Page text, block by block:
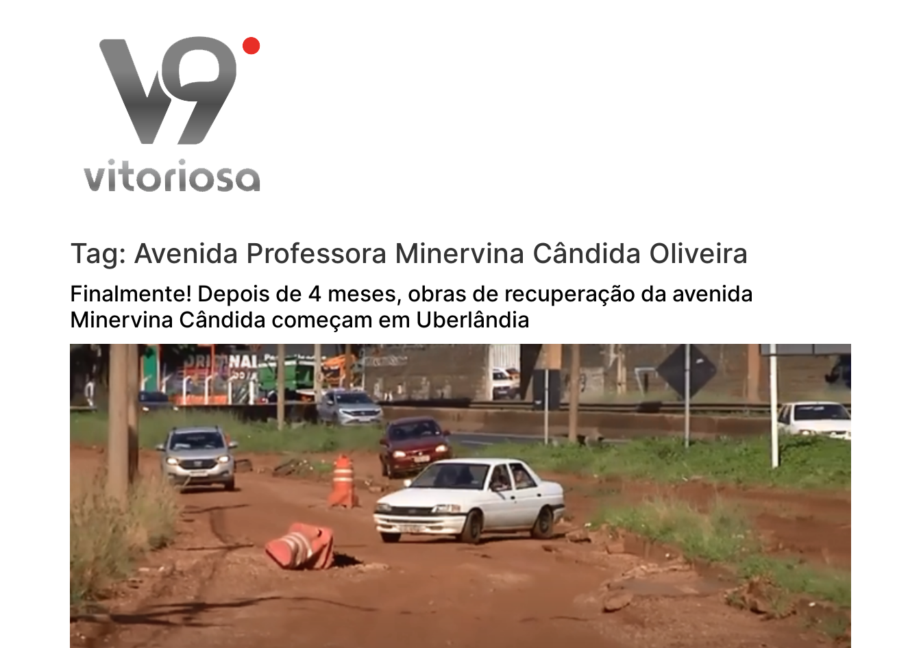
Tag: Avenida Professora Minervina Cândida Oliveira
Finalmente! Depois de 4 meses, obras de recuperação da avenida
Minervina Cândida começam em Uberlândia